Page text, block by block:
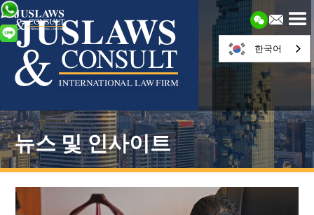
뉴스 및 인사이트
한국어